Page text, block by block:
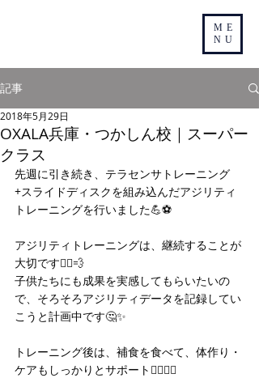
ME
NU
記事
OXALA兵庫・つかしん校｜スーパー
クラス
2018年5月29日
先週に引き続き、テラセンサトレーニング
+スライドディスクを組み込んだアジリティ
トレーニングを行いました💪⚽️
アジリティトレーニングは、継続することが
大切です🏃‍♂️💨
子供たちにも成果を実感してもらいたいの
で、そろそろアジリティデータを記録してい
こうと計画中です🤔✨
トレーニング後は、補食を食べて、体作り・
ケアもしっかりとサポート🏋🏻‍♂️🍙